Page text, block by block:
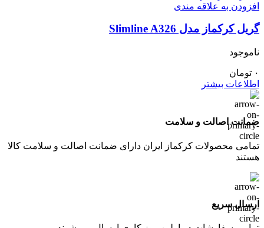
افزودن به علاقه مندی
گریل کرکماز مدل Slimline A326
ناموجود
۰ تومان
اطلاعات بیشتر
ضمانت اصالت و سلامت
تمامی محصولات کرکماز ایران دارای ضمانت اصالت و سلامت کالا
هستند
ارسال سریع